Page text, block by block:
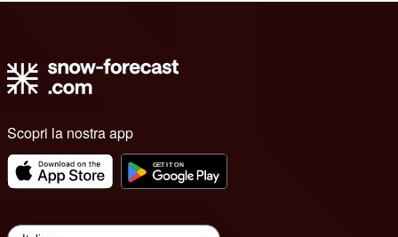
Scopri la nostra app